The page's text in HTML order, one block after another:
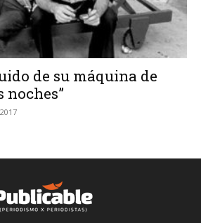
de su máquina de
noches”